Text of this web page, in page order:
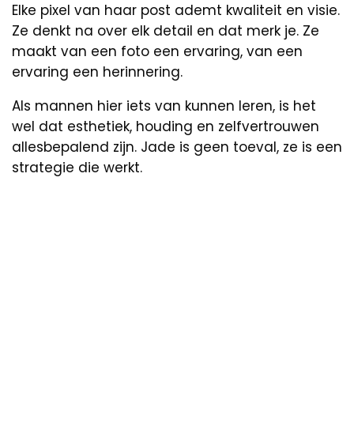
Elke pixel van haar post ademt kwaliteit en visie.
Ze denkt na over elk detail en dat merk je. Ze
maakt van een foto een ervaring, van een
ervaring een herinnering.
Als mannen hier iets van kunnen leren, is het
wel dat esthetiek, houding en zelfvertrouwen
allesbepalend zijn. Jade is geen toeval, ze is een
strategie die werkt.